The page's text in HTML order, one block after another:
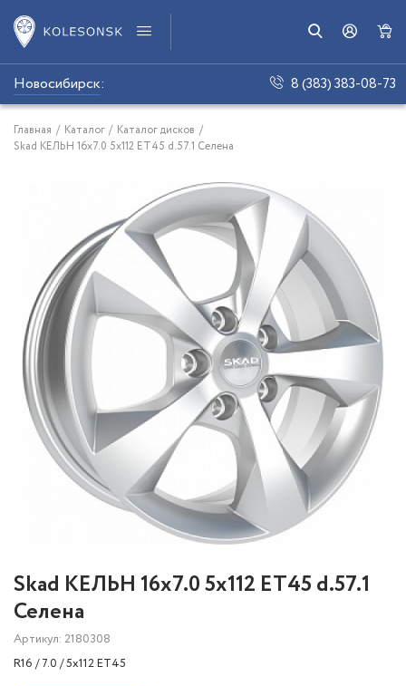
Новосибирск: 8 (383) 383-08-73
Главная / Каталог / Каталог дисков /
Skad КЕЛЬН 16x7.0 5x112 ET45 d.57.1 Селена
Skad КЕЛЬН 16x7.0 5x112 ET45 d.57.1
Селена
Артикул: 2180308
R16 / 7.0 / 5x112 ET45